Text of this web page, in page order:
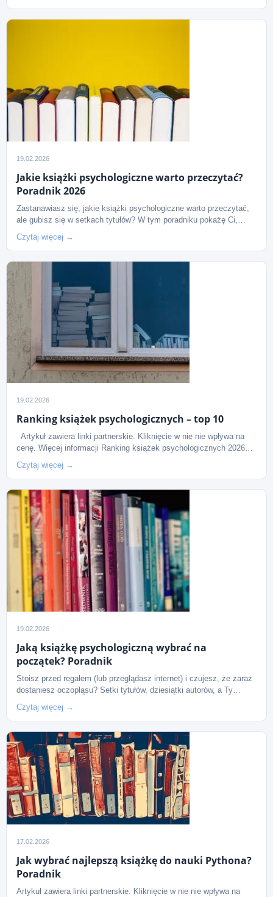
19.02.2026
Jakie książki psychologiczne warto przeczytać?
Poradnik 2026
Zastanawiasz się, jakie książki psychologiczne warto przeczytać,
ale gubisz się w setkach tytułów? W tym poradniku pokażę Ci,…
Czytaj więcej →
19.02.2026
Ranking książek psychologicznych – top 10
Artykuł zawiera linki partnerskie. Kliknięcie w nie nie wpływa na
cenę. Więcej informacji Ranking książek psychologicznych 2026…
Czytaj więcej →
19.02.2026
Jaką książkę psychologiczną wybrać na
początek? Poradnik
Stoisz przed regałem (lub przeglądasz internet) i czujesz, że zaraz
dostaniesz oczopląsu? Setki tytułów, dziesiątki autorów, a Ty…
Czytaj więcej →
17.02.2026
Jak wybrać najlepszą książkę do nauki Pythona?
Poradnik
Artykuł zawiera linki partnerskie. Kliknięcie w nie nie wpływa na